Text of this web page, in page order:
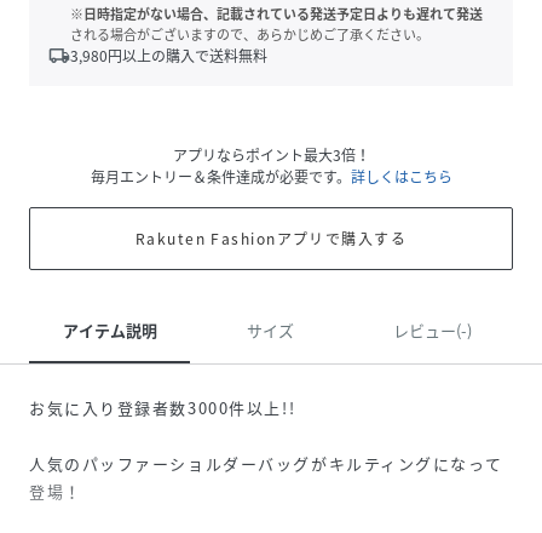
※日時指定がない場合、記載されている発送予定日よりも遅れて発送
される場合がございますので、あらかじめご了承ください。
local_shipping3,980円以上の購入で送料無料
アプリならポイント最大3倍！
毎月エントリー＆条件達成が必要です。 詳しくはこちら
Rakuten Fashionアプリで購入する
アイテム説明 サイズ レビュー(-)
お気に入り登録者数3000件以上!!
人気のパッファーショルダーバッグがキルティングになって
登場！